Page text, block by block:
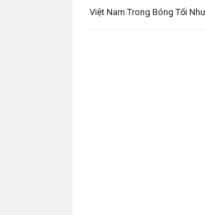
Việt Nam Trong Bóng Tối